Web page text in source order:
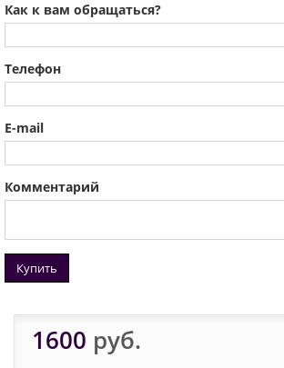
Как к вам обращаться?
Телефон
E-mail
Комментарий
Купить
1600 руб.